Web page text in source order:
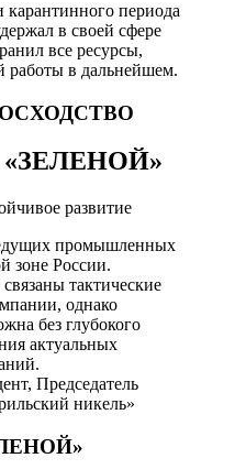
карантинного периода
в своей сфере
все ресурсы,
работы в дальнейшем.
развитие
промышленных
зоне России.
тактические
однако
без глубокого
актуальных
Председатель
никель»